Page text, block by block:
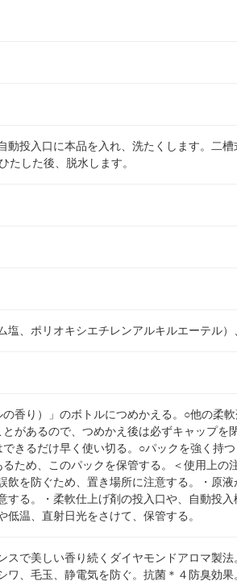
動投入口に本品を入れ、洗たくします。二
たした後、脱水します。
塩、ポリオキシエチレンアルキルエーテル
香り）」のボトルにつめかえる。○他の柔
があるので、つめかえ後は必ずキャップを
きるだけ早く使い切る。○パックを強く持
ため、このパックを保管する。＜使用上の
を防ぐため、置き場所に注意する。・原
る。・柔軟仕上げ剤の投入口や、自動投
温、直射日光をさけて、保管する。
で美しい香り続くダイヤモンドアロマ製
ワ、毛玉、静電気を防ぐ。抗菌＊４防臭効